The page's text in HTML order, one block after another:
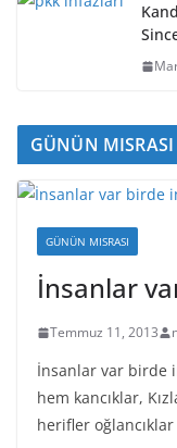
GÜNÜN MISRASI
GÜNÜN MISRASI
İnsanlar
Temmuz 11, 2013
İnsanlar var birde
hem kancıklar,
herifler